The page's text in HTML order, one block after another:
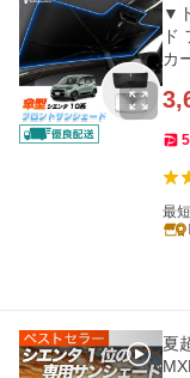
▼
ド
カ
5
最
夏